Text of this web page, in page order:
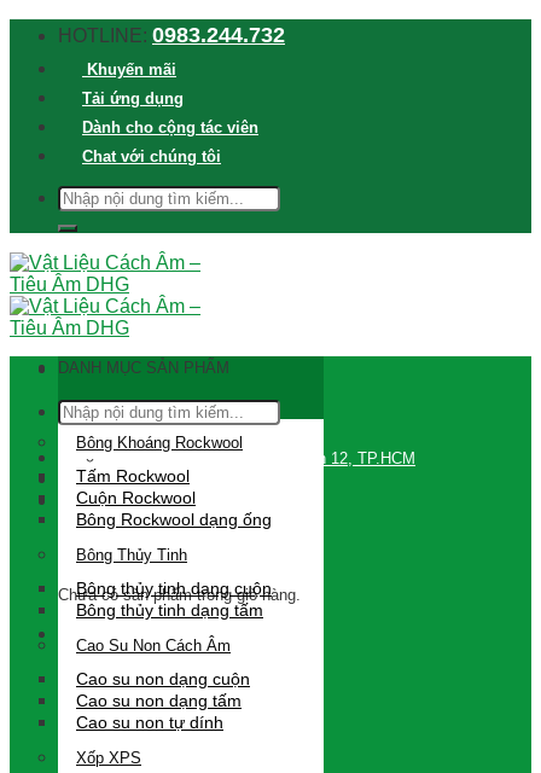
content
HOTLINE: 0983.244.732
Khuyến mãi
Tải ứng dụng
Dành cho cộng tác viên
Chat với chúng tôi
TÌM
KIẾM:
Tìm
kiếm:
709 Đường Lê Thị Riêng, Quận 12, TP.HCM
Đăng nhập / Đăng ký
Giỏ hàng
Chưa có sản phẩm trong giỏ hàng.
DANH MỤC SẢN PHẨM
Bông Khoáng Rockwool
Tấm Rockwool
Cuộn Rockwool
Bông Rockwool dạng ống
Bông Thủy Tinh
Bông thủy tinh dạng cuộn
Bông thủy tinh dạng tấm
Cao Su Non Cách Âm
Cao su non dạng cuộn
Cao su non dạng tấm
Cao su non tự dính
Xốp XPS